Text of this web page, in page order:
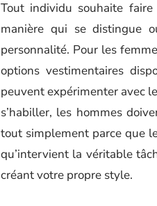
Tout individu souhaite
manière qui se distingue
personnalité. Pour les
options vestimentaires
peuvent expérimenter avec
s’habiller, les hommes
tout simplement parce que
qu’intervient la véritable
créant votre propre style.